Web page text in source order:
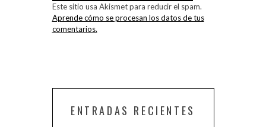
Este sitio usa Akismet para reducir el spam.
Aprende cómo se procesan los datos de tus
comentarios.
ENTRADAS RECIENTES